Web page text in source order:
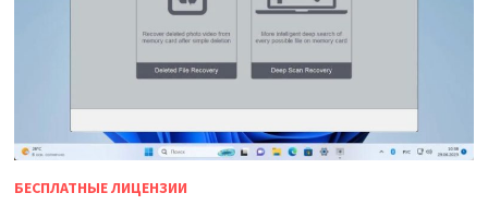
БЕСПЛАТНЫЕ ЛИЦЕНЗИИ